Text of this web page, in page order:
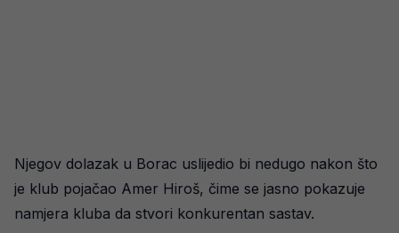
Njegov dolazak u Borac uslijedio bi nedugo nakon što
je klub pojačao Amer Hiroš, čime se jasno pokazuje
namjera kluba da stvori konkurentan sastav.